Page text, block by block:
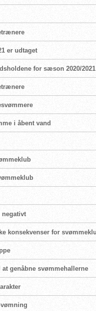
er udtaget
for sæson 2020/2021
i åbent vand
negativt
konsekvenser for
at genåbne svømmehallerne